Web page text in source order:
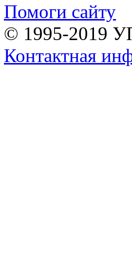
Помоги сайту
© 1995-2019
Контактная